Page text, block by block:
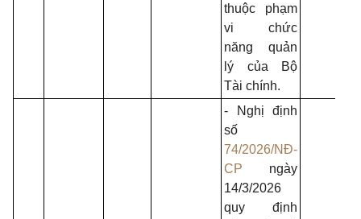
thuộc phạm
vi chức
năng quản
lý của Bộ
Tài chính.
- Nghị định
số
74/2026/NĐ-
CP ngày
14/3/2026
quy định